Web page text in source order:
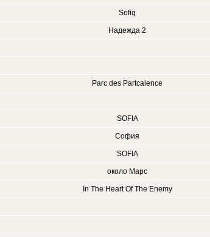
Sofiq
Надежда 2
Parc des Partcalence
SOFIA
София
SOFIA
около Марс
In The Heart Of The Enemy